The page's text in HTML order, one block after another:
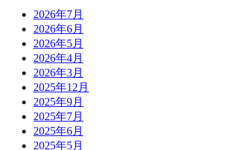
2026年7月
2026年6月
2026年5月
2026年4月
2026年3月
2025年12月
2025年9月
2025年7月
2025年6月
2025年5月